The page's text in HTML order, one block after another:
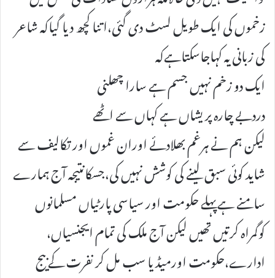
زخموں کی ایک طویل لسٹ دی گئی،اتناکچھ دیا گیاکہ شاعر
کی زبانی یہ کہاجاسکتاہےکہ
ایک دو زخم نہیں جسم ہے سارا چھلنی
دردبے چارہ پریشاں ہے کہاں سے اٹھے
لیکن ہم نے ہرغم بھلادئے اوران غموں اور تکالیف سے
شاید کوئی سبق لینے کی کوشش نہیں کی،جسکانتیجہ آج ہمارے
سامنے ہےپہلے حکومت اور سیاسی پارٹیاں مسلمانوں
کوگمراہ کرتیں تھیں لیکن آج ملک کی تمام ایجنسیاں،
ادارے،حکومت اورمیڈیا سب مل کر نفرت کے بیج